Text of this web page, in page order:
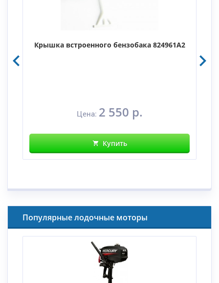
Крышка встроенного бензобака 824961A2
Цена: 2 550 р.
Купить
Популярные лодочные моторы